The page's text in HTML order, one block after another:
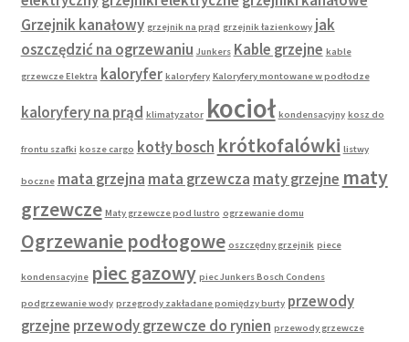
Grzejnik kanałowy grzejnik na prąd grzejnik łazienkowy jak
oszczędzić na ogrzewaniu Junkers Kable grzejne kable
grzewcze Elektra kaloryfer kaloryfery Kaloryfery montowane w podłodze
kaloryfery na prąd klimatyzator kocioł kondensacyjny kosz do
frontu szafki kosze cargo kotły bosch krótkofalówki listwy
boczne mata grzejna mata grzewcza maty grzejne maty
grzewcze Maty grzewcze pod lustro ogrzewanie domu
Ogrzewanie podłogowe oszczędny grzejnik piece
kondensacyjne piec gazowy piec Junkers Bosch Condens
podgrzewanie wody przegrody zakładane pomiędzy burty przewody
grzejne przewody grzewcze do rynien przewody grzewcze